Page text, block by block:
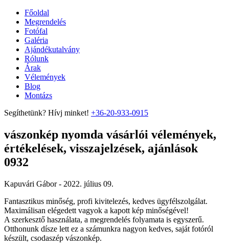
Főoldal
Megrendelés
Fotófal
Galéria
Ajándékutalvány
Rólunk
Árak
Vélemények
Blog
Montázs
Segíthetünk? Hívj minket! +36-20-933-0915
vászonkép nyomda vásárlói vélemények,
értékelések, visszajelzések, ajánlások
0932
Kapuvári Gábor - 2022. július 09.
Fantasztikus minőség, profi kivitelezés, kedves ügyfélszolgálat.
Maximálisan elégedett vagyok a kapott kép minőségével!
A szerkesztő használata, a megrendelés folyamata is egyszerű.
Otthonunk dísze lett ez a számunkra nagyon kedves, saját fotóról
készült, csodaszép vászonkép.